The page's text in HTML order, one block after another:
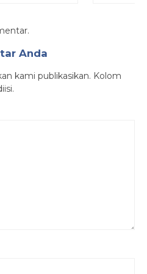
Anda
kami publikasikan. Kolom